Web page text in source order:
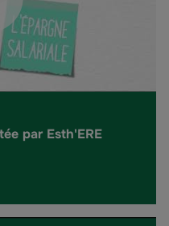
par Esth'ERE